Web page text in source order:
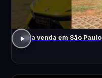
Já a venda em São Paulo